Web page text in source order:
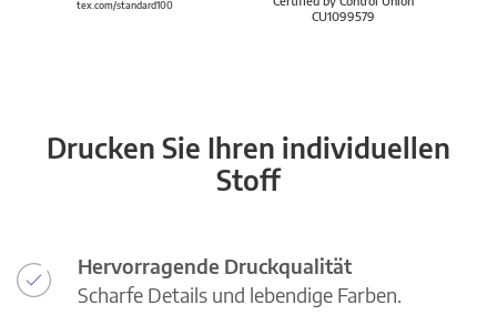
CU1099579
tex.com/standard100
Drucken Sie Ihren individuellen
Stoff
Hervorragende Druckqualität
Scharfe Details und lebendige Farben.